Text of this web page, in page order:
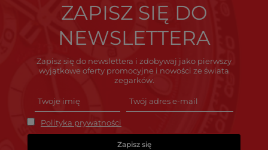
ZAPISZ SIĘ DO
NEWSLETTERA
Zapisz się do newslettera i zdobywaj jako pierwszy
wyjątkowe oferty promocyjne i nowości ze świata
zegarków.
Polityka prywatności
Zapisz się